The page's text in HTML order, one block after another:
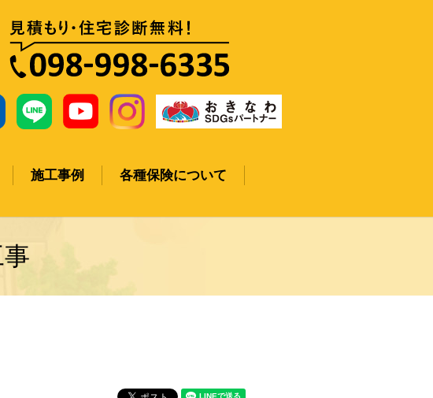
施工事例
各種保険について